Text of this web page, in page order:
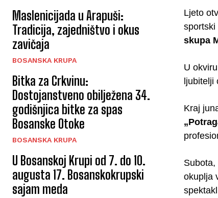
Maslenicijada u Arapuši:
Tradicija, zajedništvo i okus
zavičaja
BOSANSKA KRUPA
Bitka za Crkvinu:
Dostojanstveno obilježena 34.
godišnjica bitke za spas
Bosanske Otoke
BOSANSKA KRUPA
U Bosanskoj Krupi od 7. do 10.
augusta 17. Bosanskokrupski
sajam meda
Ljeto
sportski
skupa
U
ljubitelji
Kraj
Subota,
okuplja